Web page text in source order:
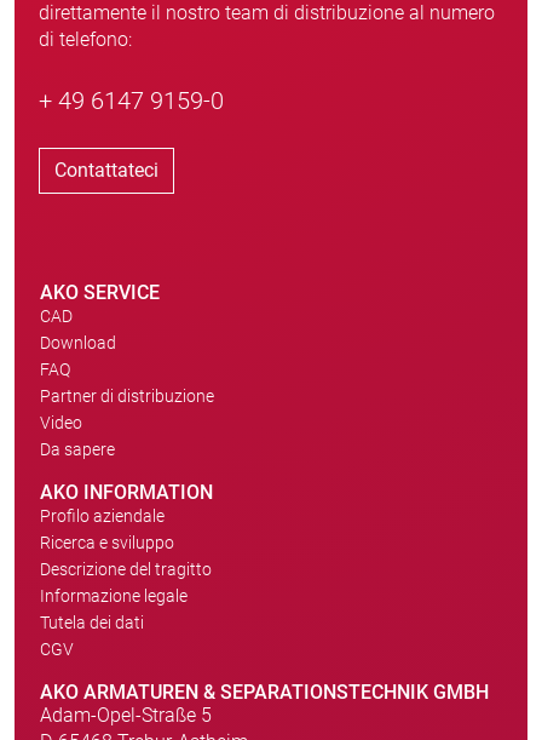
direttamente il nostro team di distribuzione al numero
di telefono:
+ 49 6147 9159-0
Contattateci
AKO SERVICE
CAD
Download
FAQ
Partner di distribuzione
Video
Da sapere
AKO INFORMATION
Profilo aziendale
Ricerca e sviluppo
Descrizione del tragitto
Informazione legale
Tutela dei dati
CGV
AKO ARMATUREN & SEPARATIONSTECHNIK GMBH
Adam-Opel-Straße 5